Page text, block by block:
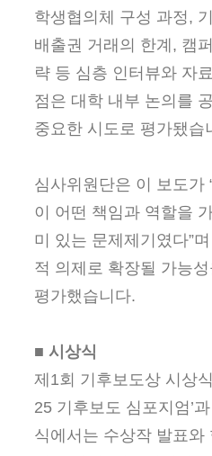
학생협의체 구성 과정,
배출권 거래의 한계, 캠
략 등 심층 인터뷰와 자
점은 대학 내부 논의를
중요한 시도로 평가됐습
심사위원단은 이 보도가
이 어떤 책임과 역할을
미 있는 문제제기였다”
적 의제로 확장될 가능
평가했습니다.
■ 시상식
제1회 기후보도상 시상
25 기후보도 심포지엄’
식에서는 수상작 발표와